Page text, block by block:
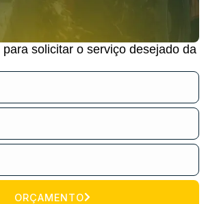
solicitar o serviço desejado da
ORÇAMENTO